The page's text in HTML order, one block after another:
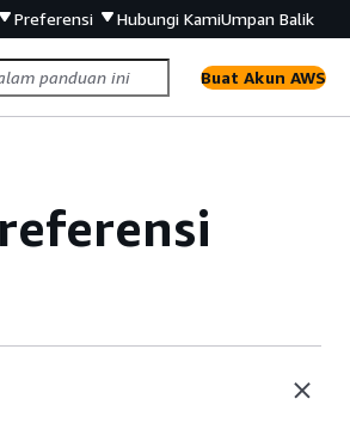
Preferensi Hubungi KamiUmpan Balik
Buat Akun AWS